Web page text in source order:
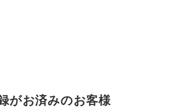
がお済みのお客様